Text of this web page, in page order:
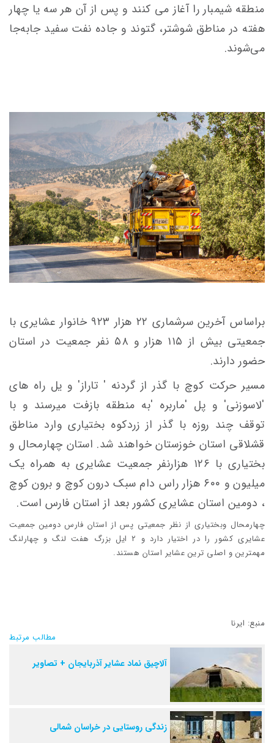
منطقه شیمبار را آغاز می کنند و پس از آن هر سه یا چهار
هفته در مناطق شوشتر، گتوند و جاده نفت سفید جابه‌جا
می‌شوند.
براساس آخرین سرشماری ۲۲ هزار ۹۲۳ خانوار عشایری با
جمعیتی بیش از ۱۱۵ هزار و ۵۸ نفر جمعیت در استان
حضور دارند.
مسیر حرکت کوچ با گذر از گردنه ' تاراز' و یل راه های
'لاسوزنی' و پل 'ماربره 'به منطقه بازفت میرسند و با
توقف چند روزه با گذر از زردکوه بختیاری وارد مناطق
قشلاقی استان خوزستان خواهند شد. استان چهارمحال و
بختیاری با ۱۲۶ هزارنفر جمعیت عشایری به همراه یک
میلیون و ۶۰۰ هزار راس دام سبک درون کوچ و برون کوچ
، دومین استان عشایری کشور بعد از استان فارس است.
چهارمحال وبختیاری از نظر جمعیتی پس از استان فارس دومین جمعیت
عشایری کشور را در اختیار دارد و ۲ ایل بزرگ هفت لنگ و چهارلنگ
مهمترین و اصلی ترین عشایر استان هستند.
منبع: ایرنا
مطالب مرتبط
آلاچیق نماد عشایر آذربایجان + تصاویر
زندگی روستایی در خراسان شمالی